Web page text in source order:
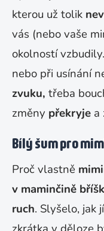
kterou už tolik
vás (nebo vaše
okolností
nebo při usínání
zvuku, třeba
změny překryje a
Bílý šum pro
Proč vlastně
v maminčině
ruch. Slyšelo, jak jí